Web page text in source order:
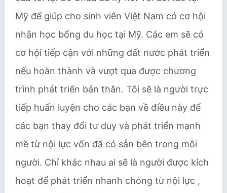
Mỹ để giúp cho sinh viên Việt Nam có cơ hội
nhận học bổng du học tại Mỹ. Các em sẽ có
cơ hội tiếp cận với những đất nước phát triển
nếu hoàn thành và vượt qua được chương
trình phát triển bản thân. Tôi sẽ là người trực
tiếp huấn luyện cho các bạn về điều này để
các bạn thay đổi tư duy và phát triển mạnh
mẽ từ nội lực vốn đã có sẳn bên trong mỗi
người. Chỉ khác nhau ai sẽ là người được kích
hoạt để phát triển nhanh chóng từ nội lực ,